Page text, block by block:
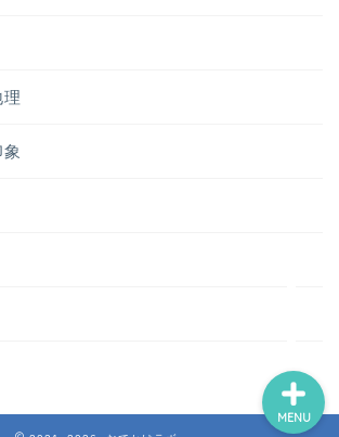
MENU